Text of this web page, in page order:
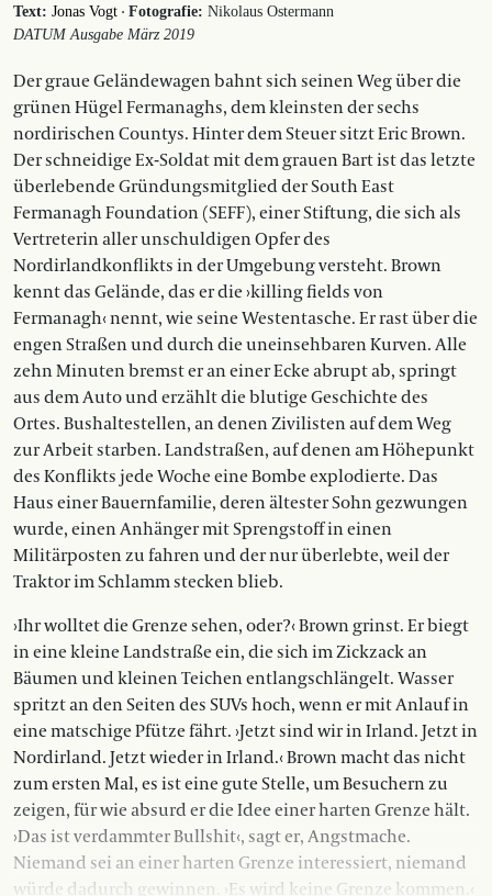
Text: Jonas Vogt · Fotografie: Nikolaus Ostermann
DATUM Ausgabe März 2019
Der graue Geländewagen bahnt sich seinen Weg über die
grünen Hügel Fermanaghs, dem kleinsten der sechs
nordirischen Countys. Hinter dem Steuer sitzt Eric Brown.
Der schneidige Ex-Soldat mit dem grauen Bart ist das letzte
überlebende Gründungsmitglied der South East
Fermanagh Foundation (SEFF), einer Stiftung, die sich als
Vertreterin aller unschuldigen Opfer des
Nordirlandkonflikts in der Umgebung versteht. Brown
kennt das Gelände, das er die ›killing fields von
Fermanagh‹ nennt, wie seine Westentasche. Er rast über die
engen Straßen und durch die uneinsehbaren Kurven. Alle
zehn Minuten bremst er an einer Ecke abrupt ab, springt
aus dem Auto und erzählt die blutige Geschichte des
Ortes. Bushaltestellen, an denen Zivilisten auf dem Weg
zur Arbeit starben. Landstraßen, auf denen am Höhepunkt
des Konflikts jede Woche eine Bombe explodierte. Das
Haus einer Bauernfamilie, deren ältester Sohn gezwungen
wurde, einen Anhänger mit Sprengstoff in einen
Militärposten zu fahren und der nur überlebte, weil der
Traktor im Schlamm stecken blieb.
›Ihr wolltet die Grenze sehen, oder?‹ Brown grinst. Er biegt
in eine kleine Landstraße ein, die sich im Zickzack an
Bäumen und kleinen Teichen entlangschlängelt. Wasser
spritzt an den Seiten des SUVs hoch, wenn er mit Anlauf in
eine matschige Pfütze fährt. ›Jetzt sind wir in Irland. Jetzt in
Nordirland. Jetzt wieder in Irland.‹ Brown macht das nicht
zum ersten Mal, es ist eine gute Stelle, um Besuchern zu
zeigen, für wie absurd er die Idee einer harten Grenze hält.
›Das ist verdammter Bullshit‹, sagt er, Angstmache.
Niemand sei an einer harten Grenze interessiert, niemand
würde dadurch gewinnen. ›Es wird keine Grenze kommen.‹